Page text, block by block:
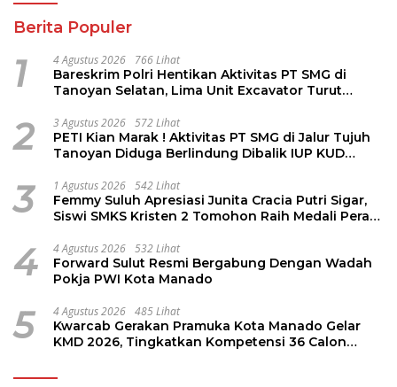
Berita Populer
1 4 Agustus 2026 766 Lihat
Bareskrim Polri Hentikan Aktivitas PT SMG di
Tanoyan Selatan, Lima Unit Excavator Turut
2 3 Agustus 2026 572 Lihat
PETI Kian Marak ! Aktivitas PT SMG di Jalur Tujuh
Tanoyan Diduga Berlindung Dibalik IUP KUD
3 1 Agustus 2026 542 Lihat
Femmy Suluh Apresiasi Junita Cracia Putri Sigar,
Siswi SMKS Kristen 2 Tomohon Raih Medali Perak
4 4 Agustus 2026 532 Lihat
Forward Sulut Resmi Bergabung Dengan Wadah
Pokja PWI Kota Manado
5 4 Agustus 2026 485 Lihat
Kwarcab Gerakan Pramuka Kota Manado Gelar
KMD 2026, Tingkatkan Kompetensi 36 Calon